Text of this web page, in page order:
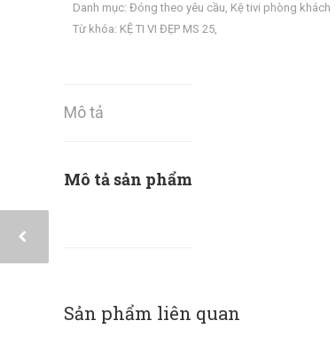
Danh mục: Đóng theo yêu cầu, Kệ tivi phòng khách
Từ khóa: KỆ TI VI ĐẸP MS 25,
Mô tả
Mô tả sản phẩm
Sản phẩm liên quan